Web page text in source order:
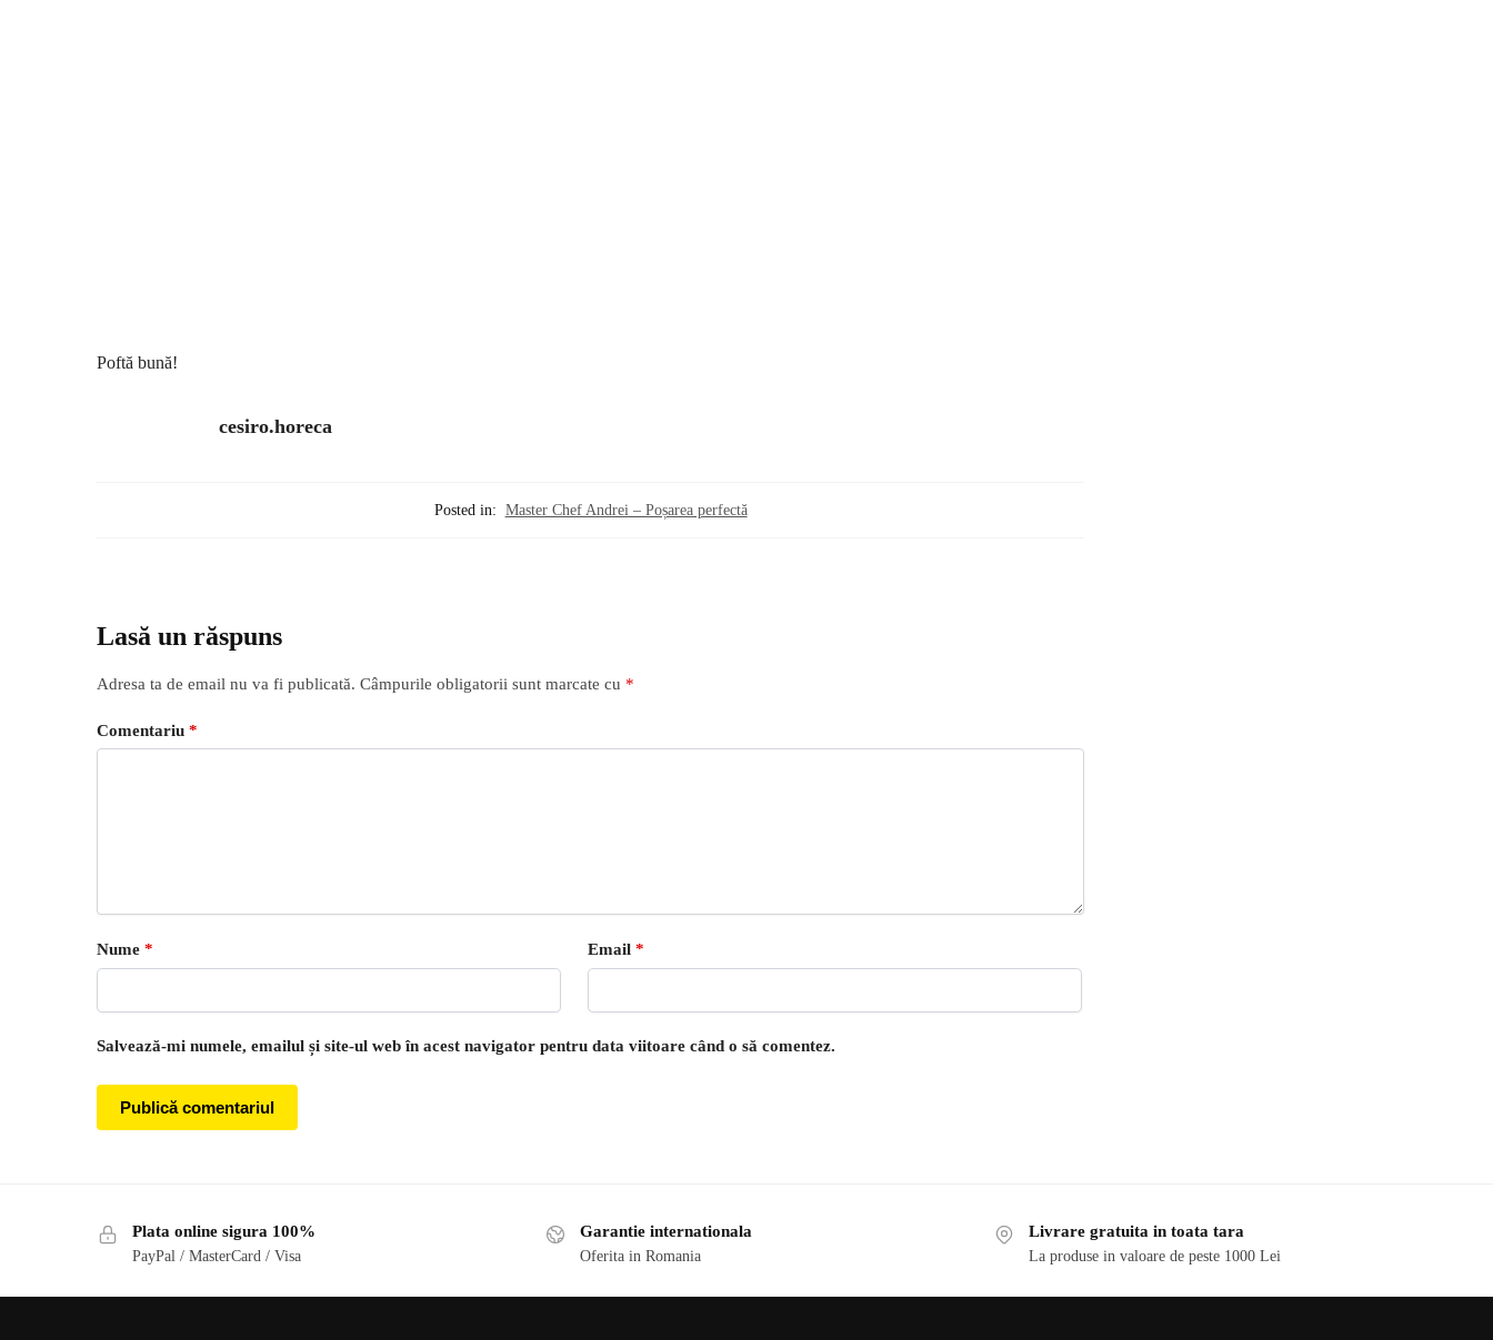
Poftă bună!
cesiro.horeca
Posted in: Master Chef Andrei – Poșarea perfectă
Lasă un răspuns
Adresa ta de email nu va fi publicată. Câmpurile obligatorii sunt marcate cu *
Comentariu *
Nume * Email *
Salvează-mi numele, emailul și site-ul web în acest navigator pentru data viitoare când o să comentez.
Plata online sigura 100%
PayPal / MasterCard / Visa
Garantie internationala
Oferita in Romania
Livrare gratuita in toata tara
La produse in valoare de peste 1000 Lei